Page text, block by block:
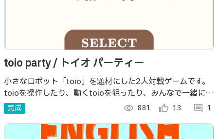
toio party / トイオ パーティー
小さなロボット「toio」を題材にした2人対戦ゲームです。
toioを操作したり、動くtoioを狙ったり、みんなで一緒に盛
り上がれる。 そしてtoioに親しめるゲームを4種類実装して
います。
完成 visibility 881 thumb_up_alt 13 comment 1